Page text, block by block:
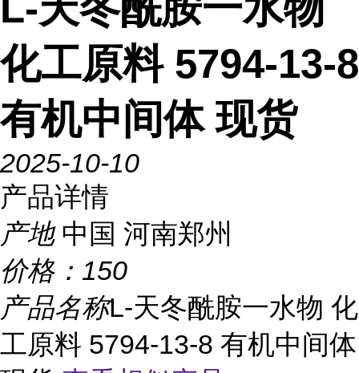
化工原料 5794-13-8
有机中间体 现货
2025-10-10
产品详情
产地 中国 河南郑州
价格： 150
产品名称L-天冬酰胺一水物 化
工原料 5794-13-8 有机中间体